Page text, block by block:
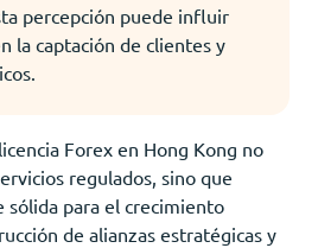
percepción puede influir
la captación de clientes y
Forex en Hong Kong no
regulados, sino que
sólida para el crecimiento
de alianzas estratégicas y